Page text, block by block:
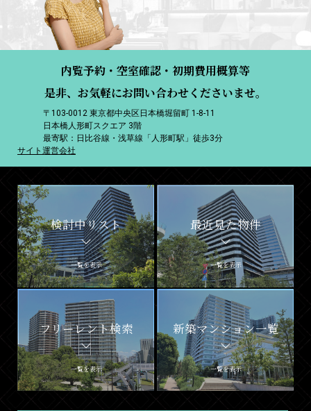
内覧予約・空室確認・初期費用概算等
是非、お気軽にお問い合わせくださいませ。
〒103-0012 東京都中央区日本橋堀留町 1-8-11
日本橋人形町スクエア 3階
最寄駅：日比谷線・浅草線「人形町駅」徒歩3分
サイト運営会社
検討中リスト
一覧を表示
最近見た物件
一覧を表示
フリーレント検索
一覧を表示
新築マンション一覧
一覧を表示